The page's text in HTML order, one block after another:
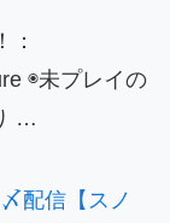
：
◉未プレイの
…
配信【スノ